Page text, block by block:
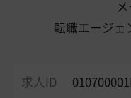
メ
転職エージェ
求人ID